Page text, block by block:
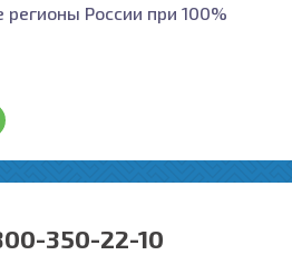
регионы России при 100%
350-22-10